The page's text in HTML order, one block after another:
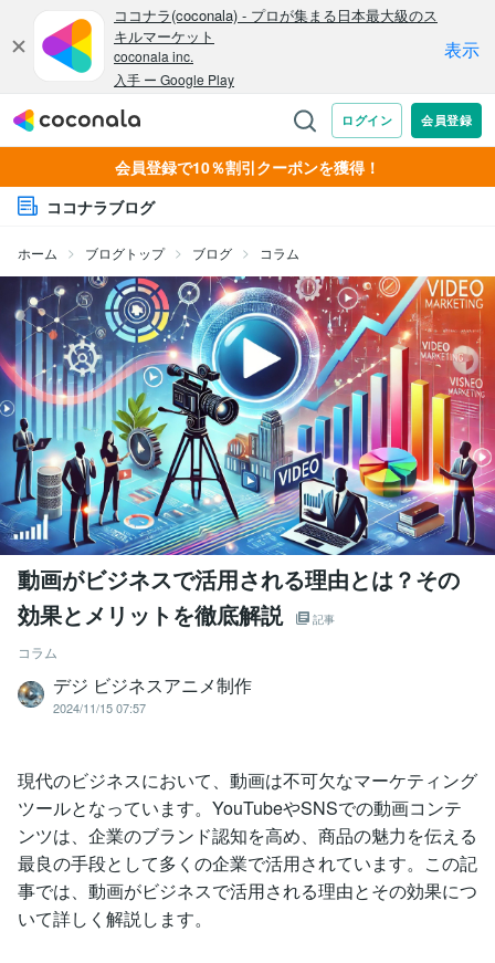
会員登録で10％割引クーポンを獲得！
ココナラブログ
ホーム ブログトップ ブログ コラム
動画がビジネスで活用される理由とは？その
効果とメリットを徹底解説
記事
コラム
デジ ビジネスアニメ制作
2024/11/15 07:57
現代のビジネスにおいて、動画は不可欠なマーケティング
ツールとなっています。YouTubeやSNSでの動画コンテ
ンツは、企業のブランド認知を高め、商品の魅力を伝える
最良の手段として多くの企業で活用されています。この記
事では、動画がビジネスで活用される理由とその効果につ
いて詳しく解説します。